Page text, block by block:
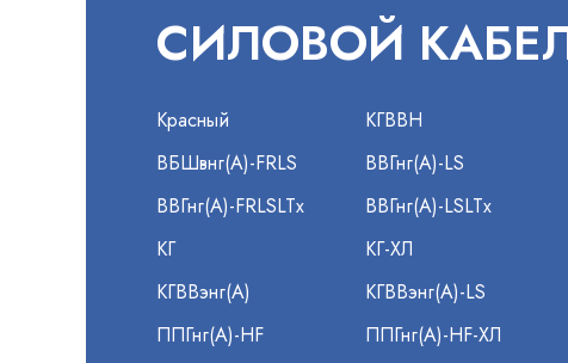
СИЛОВОЙ
Красный КГВВН
ВБШвнг(А)-FRLS
ВВГнг(А)-LS
ВВГнг(А)-FRLSLTx
ВВГнг(А)-LSLTx
КГ
КГ-ХЛ
КГВВэнг(А)
КГВВэнг(А)-LS
ППГнг(А)-HF
ППГнг(А)-HF-ХЛ